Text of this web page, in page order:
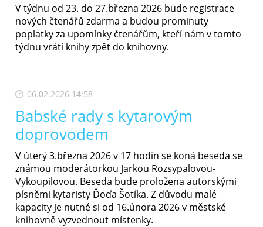
V týdnu od 23. do 27.března 2026 bude registrace
nových čtenářů zdarma a budou prominuty
poplatky za upomínky čtenářům, kteří nám v tomto
týdnu vrátí knihy zpět do knihovny.
06.02.2026 14:58
Babské rady s kytarovým
doprovodem
V úterý 3.března 2026 v 17 hodin se koná beseda se
známou moderátorkou Jarkou Rozsypalovou-
Vykoupilovou. Beseda bude proložena autorskými
písněmi kytaristy Ďoďa Šotíka. Z důvodu malé
kapacity je nutné si od 16.února 2026 v městské
knihovně vyzvednout místenky.